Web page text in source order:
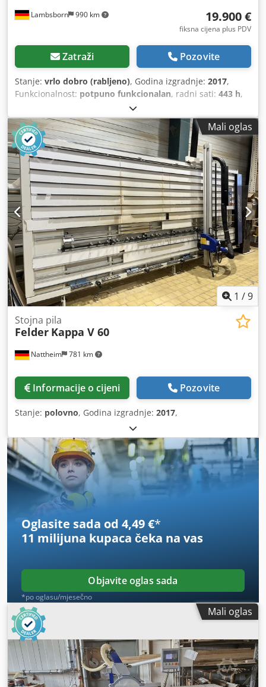
Lambsborn 990 km 19.900 €
fiksna cijena plus PDV
Zatraži Pozovite
Stanje: vrlo dobro (rabljeno), Godina izgradnje: 2017,
Funkcionalnost: potpuno funkcionalan, radni sati: 443 h,
Mali oglas
1 /9
Nattheim 781 km
Stojna pila
Felder Kappa V 60
Informacije o cijeni Pozovite
Stanje: polovno, Godina izgradnje: 2017,
Oglasite sada od 4,49 €*
11 milijuna kupaca čeka na vas
Objavite oglas sada
*po oglasu/mjesečno
Mali oglas